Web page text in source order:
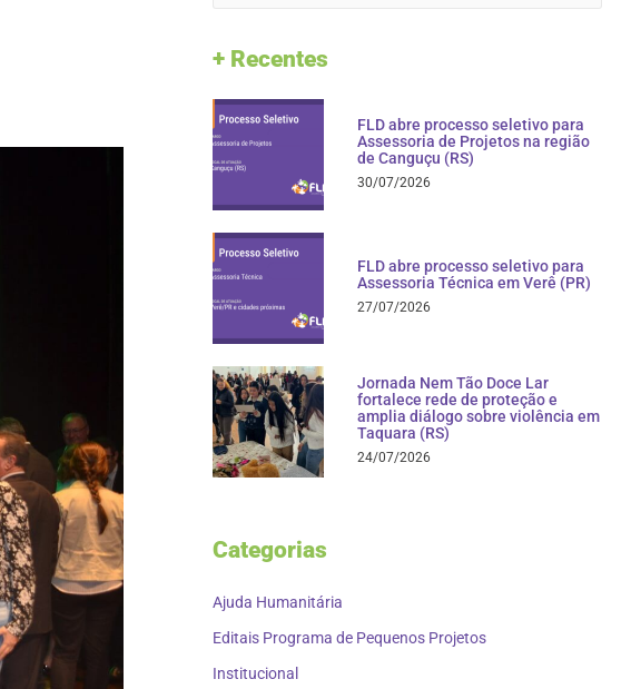
+ Recentes
FLD abre processo seletivo para
Assessoria de Projetos na região
de Canguçu (RS)
30/07/2026
FLD abre processo seletivo para
Assessoria Técnica em Verê (PR)
27/07/2026
Jornada Nem Tão Doce Lar
fortalece rede de proteção e
amplia diálogo sobre violência em
Taquara (RS)
24/07/2026
Categorias
Ajuda Humanitária
Editais Programa de Pequenos Projetos
Institucional